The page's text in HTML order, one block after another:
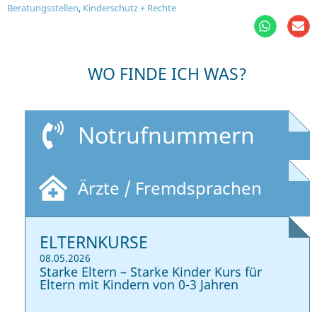
Beratungsstellen, Kinderschutz + Rechte
WO FINDE ICH WAS?
Notrufnummern
Ärzte / Fremdsprachen
ELTERNKURSE
08.05.2026
Starke Eltern – Starke Kinder Kurs für
Eltern mit Kindern von 0-3 Jahren